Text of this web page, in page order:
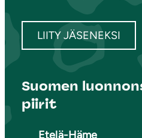
LIITY JÄSENEKSI
Suomen
piirit
Etelä-Häme